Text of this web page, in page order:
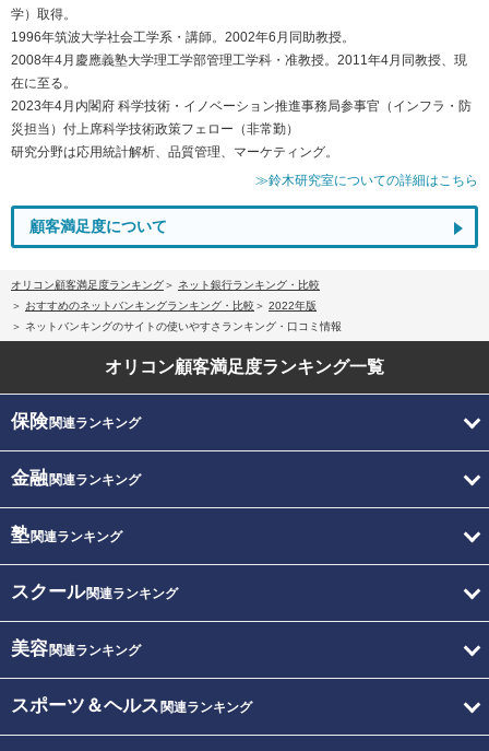
学）取得。
1996年筑波大学社会工学系・講師。2002年6月同助教授。
2008年4月慶應義塾大学理工学部管理工学科・准教授。2011年4月同教授、現
在に至る。
2023年4月内閣府 科学技術・イノベーション推進事務局参事官（インフラ・防
災担当）付上席科学技術政策フェロー（非常勤）
研究分野は応用統計解析、品質管理、マーケティング。
≫鈴木研究室についての詳細はこちら
顧客満足度について
オリコン顧客満足度ランキング
ネット銀行ランキング・比較
おすすめのネットバンキングランキング・比較
2022年版
ネットバンキングのサイトの使いやすさランキング・口コミ情報
オリコン顧客満足度ランキング一覧
保険関連ランキング
金融関連ランキング
塾関連ランキング
スクール関連ランキング
美容関連ランキング
スポーツ＆ヘルス 関連ランキング